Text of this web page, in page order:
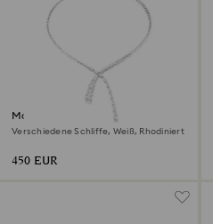
Matrix Y-Halskette
Verschiedene Schliffe, Weiß, Rhodiniert
450 EUR